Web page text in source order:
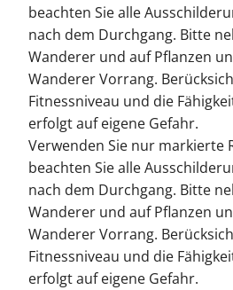
beachten Sie alle
nach dem Durchgang. Bitte
Wanderer und auf Pflanzen
Wanderer Vorrang.
Fitnessniveau und die
erfolgt auf eigene Gefahr.
Verwenden Sie nur markierte
beachten Sie alle
nach dem Durchgang. Bitte
Wanderer und auf Pflanzen
Wanderer Vorrang.
Fitnessniveau und die
erfolgt auf eigene Gefahr.